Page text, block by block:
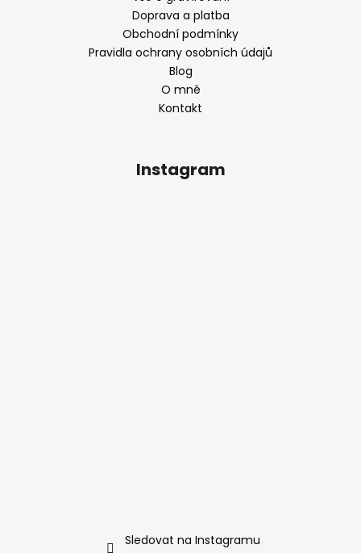
Doprava a platba
Obchodní podmínky
Pravidla ochrany osobních údajů
Blog
O mně
Kontakt
Instagram
Sledovat na Instagramu